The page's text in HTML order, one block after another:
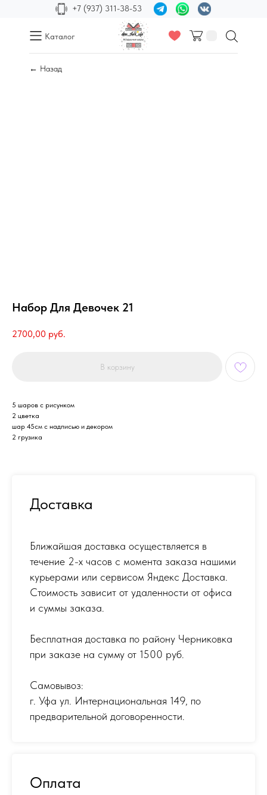
+7 (937) 311-38-53
Каталог
← Назад
Набор Для Девочек 21
2700,00 руб.
В корзину
5 шаров с рисунком
2 цветка
шар 45см с надписью и декором
2 грузика
Доставка
Ближайшая доставка осуществляется в
течение 2-х часов с момента заказа нашими
курьерами или сервисом Яндекс Доставка.
Стоимость зависит от удаленности от офиса
и суммы заказа.
Бесплатная доставка по району Черниковка
при заказе на сумму от 1500 руб.
Самовывоз:
г. Уфа ул. Интернациональная 149, по
предварительной договоренности.
Оплата